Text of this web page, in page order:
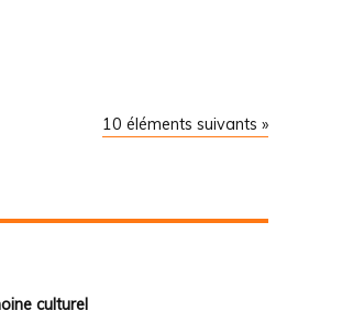
10 éléments suivants »
culturel